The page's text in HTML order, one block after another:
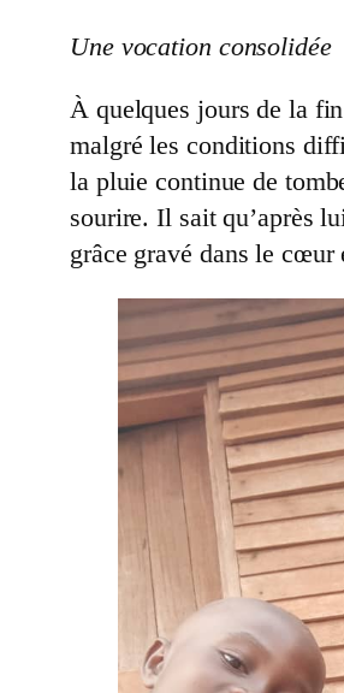
Une vocation consolidée
À quelques jours de la
malgré les conditions
la pluie continue de
sourire. Il sait qu’après
grâce gravé dans le cœur